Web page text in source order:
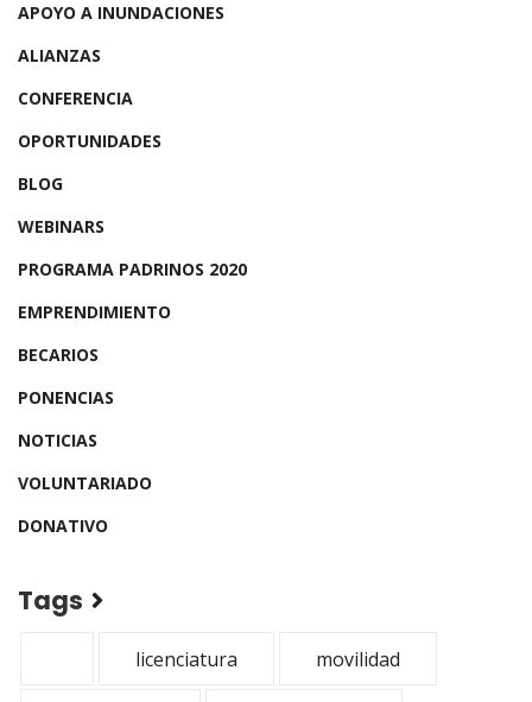
APOYO A INUNDACIONES
ALIANZAS
CONFERENCIA
OPORTUNIDADES
BLOG
WEBINARS
PROGRAMA PADRINOS 2020
EMPRENDIMIENTO
BECARIOS
PONENCIAS
NOTICIAS
VOLUNTARIADO
DONATIVO
Tags
licenciatura movilidad